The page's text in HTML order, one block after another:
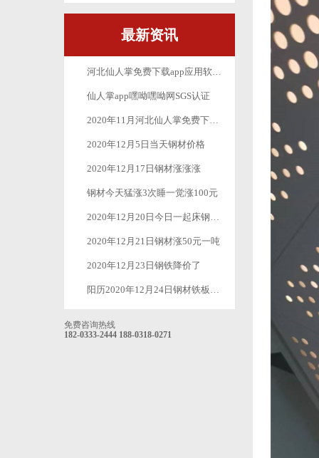
最新资讯
河北仙人掌免费下载app应用软件丝网制品有限公司_十月一放假公告
仙人掌app嘿呦嘿呦网SGS认证
2020年11月河北仙人掌免费下载app应用软件丝网制品有限公司最新疫情防控工作
2020年12月5日当天钢材价格
2020年12月17日钢材涨涨涨
钢材今天猛涨3次睡一觉涨100元
2020年12月20日今日一起床钢材又是一波涨涨涨
2020年12月21日钢材涨50元一吨
2020年12月23日钢铁降价了
阳历2020年12月24日钢材铁板价格继续下跌50元-100元
免费咨询热线
182-0333-2444 188-0318-0271